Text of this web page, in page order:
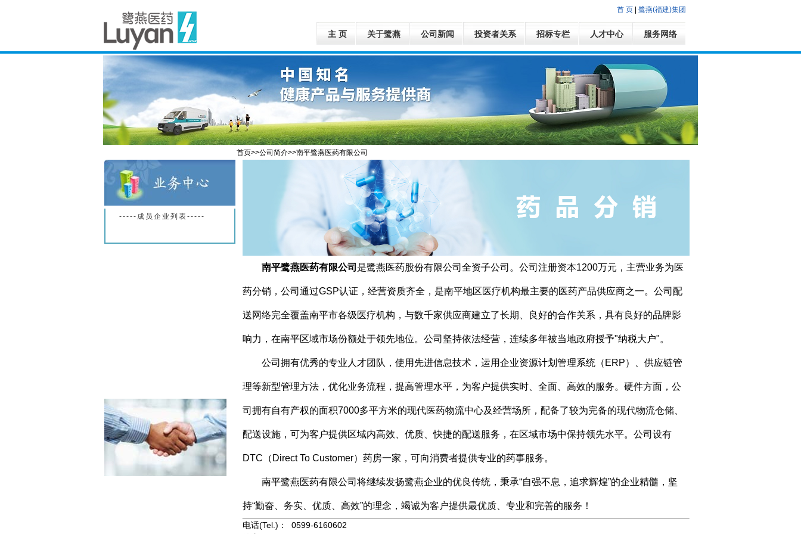
首 页 鹭燕(福建)集团
主 页 关于鹭燕 公司新闻 投资者关系 招标专栏 人才中心 服务网络
-----成员企业列表-----
首页>>公司简介>>南平鹭燕医药有限公司
南平鹭燕医药有限公司 是鹭燕医药股份有限公司全资子公司。公司注册资本1200万元，主营业务为医
药分销，公司通过GSP认证，经营资质齐全，是南平地区医疗机构最主要的医药产品供应商之一。公司配
送网络完全覆盖南平市各级医疗机构，与数千家供应商建立了长期、良好的合作关系，具有良好的品牌影
响力，在南平区域市场份额处于领先地位。公司坚持依法经营，连续多年被当地政府授予"纳税大户"。
公司拥有优秀的专业人才团队，使用先进信息技术，运用企业资源计划管理系统（ ERP）、供应链管
理等新型管理方法，优化业务流程，提高管理水平，为客户提供实时、全面、高效的服务。硬件方面，公
司拥有自有产权的面积7000多平方米的现代医药物流中心及经营场所，配备了较为完备的现代物流仓储、
配送设施，可为客户提供区域内高效、优质、快捷的配送服务，在区域市场中保持领先水平。公司设有
DTC （ Direct To Customer）药房一家，可向消费者提供专业的药事服务。
南平鹭燕医药有限公司将继续发扬鹭燕企业的优良传统，秉承“自强不息，追求辉煌”的企业精髓，坚
持“勤奋、务实、优质、高效”的理念，竭诚为客户提供最优质、专业和完善的服务！
电话(Tel.)： 0599-6160602